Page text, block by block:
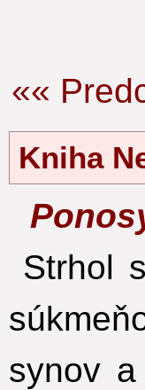
««
Kniha
Strhol
synov